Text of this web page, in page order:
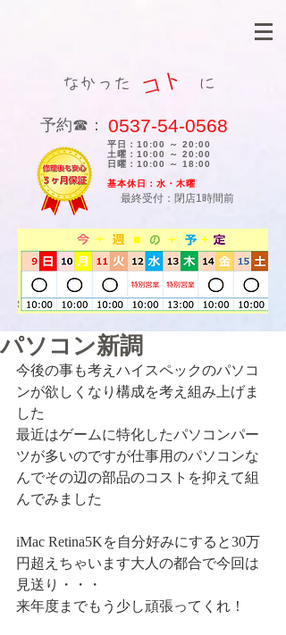
コト
なかった に
​予約☎： 0537-54-0568
平日：10:00 ～ 20:00
土曜：10:00 ～ 20:00
日曜：10:00 ～ 18:00
​基本休日：水・木曜
最終受付：閉店1時間前
パソコン新調
今後の事も考えハイスペックのパソコ
ンが欲しくなり構成を考え組み上げま
した
最近はゲームに特化したパソコンパー
ツが多いのですが仕事用のパソコンな
んでその辺の部品のコストを抑えて組
んでみました
iMac Retina5Kを自分好みにすると30万
円超えちゃいます大人の都合で今回は
見送り・・・
来年度までもう少し頑張ってくれ！